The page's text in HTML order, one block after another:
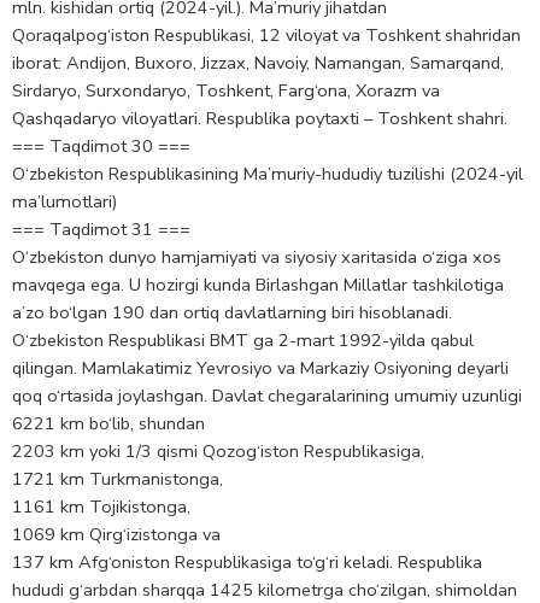
mln. kishidan ortiq (2024-yil.). Ma’muriy jihatdan
Qoraqalpog‘iston Respublikasi, 12 viloyat va Toshkent shahridan
iborat: Andijon, Buxoro, Jizzax, Navoiy, Namangan, Samarqand,
Sirdaryo, Surxondaryo, Toshkent, Farg‘ona, Xorazm va
Qashqadaryo viloyatlari. Respublika poytaxti – Toshkent shahri.
=== Taqdimot 30 ===
O‘zbekiston Respublikasining Ma’muriy-hududiy tuzilishi (2024-yil
ma’lumotlari)
=== Taqdimot 31 ===
O‘zbekiston dunyo hamjamiyati va siyosiy xaritasida o‘ziga xos
mavqega ega. U hozirgi kunda Birlashgan Millatlar tashkilotiga
a’zo bo‘lgan 190 dan ortiq davlatlarning biri hisoblanadi.
O‘zbekiston Respublikasi BMT ga 2-mart 1992-yilda qabul
qilingan. Mamlakatimiz Yevrosiyo va Markaziy Osiyoning deyarli
qoq o‘rtasida joylashgan. Davlat chegaralarining umumiy uzunligi
6221 km bo‘lib, shundan
2203 km yoki 1/3 qismi Qozog‘iston Respublikasiga,
1721 km Turkmanistonga,
1161 km Tojikistonga,
1069 km Qirg‘izistonga va
137 km Afg‘oniston Respublikasiga to‘g‘ri keladi. Respublika
hududi g‘arbdan sharqqa 1425 kilometrga cho‘zilgan, shimoldan